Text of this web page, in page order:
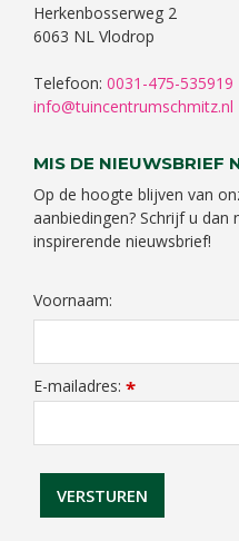
Herkenbosserweg 2
6063 NL Vlodrop
Telefoon: 0031-475-535919
info@tuincentrumschmitz.nl
MIS DE NIEUWSBRIEF
Op de hoogte blijven van
aanbiedingen? Schrijf u dan
inspirerende nieuwsbrief!
Voornaam:
E-mailadres: *